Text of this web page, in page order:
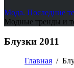
Мода. Последние
Модные тренды и
Блузки 2011
Главная /